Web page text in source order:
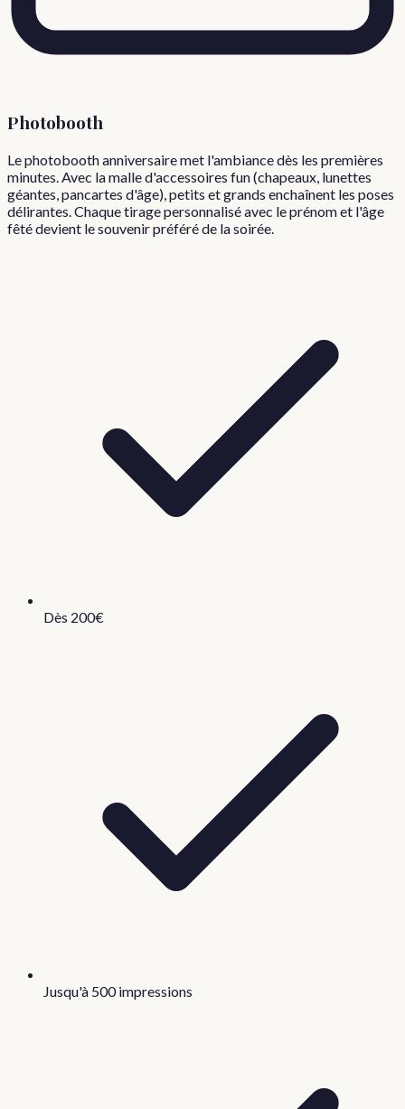
Photobooth
Le photobooth anniversaire met l'ambiance dès les premières
minutes. Avec la malle d'accessoires fun (chapeaux, lunettes
géantes, pancartes d'âge), petits et grands enchaînent les poses
délirantes. Chaque tirage personnalisé avec le prénom et l'âge
fêté devient le souvenir préféré de la soirée.
Dès 200€
Jusqu'à 500 impressions